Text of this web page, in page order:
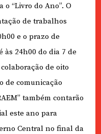
o “Livro do Ano”. O
de trabalhos
e o prazo de
às 24h00 do dia 7 de
de oito
de comunicação
também contarão
este ano para
Central no final da